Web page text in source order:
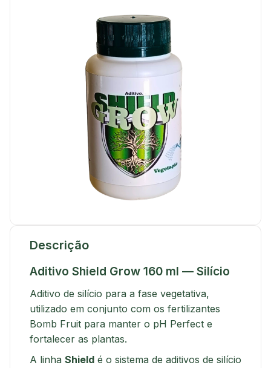
Descrição
Aditivo Shield Grow 160 ml — Silício
Aditivo de silício para a fase vegetativa,
utilizado em conjunto com os fertilizantes
Bomb Fruit para manter o pH Perfect e
fortalecer as plantas.
A linha Shield é o sistema de aditivos de silício